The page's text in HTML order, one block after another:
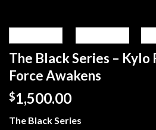
The Black Series – Kylo
Force Awakens
$1,500.00
The Black Series